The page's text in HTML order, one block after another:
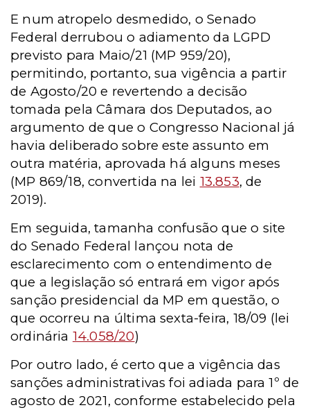
E num atropelo desmedido, o Senado
Federal derrubou o adiamento da LGPD
previsto para Maio/21 (MP 959/20),
permitindo, portanto, sua vigência a partir
de Agosto/20 e revertendo a decisão
tomada pela Câmara dos Deputados, ao
argumento de que o Congresso Nacional já
havia deliberado sobre este assunto em
outra matéria, aprovada há alguns meses
(MP 869/18, convertida na lei 13.853, de
2019).
Em seguida, tamanha confusão que o site
do Senado Federal lançou nota de
esclarecimento com o entendimento de
que a legislação só entrará em vigor após
sanção presidencial da MP em questão, o
que ocorreu na última sexta-feira, 18/09 (lei
ordinária 14.058/20)
Por outro lado, é certo que a vigência das
sanções administrativas foi adiada para 1º de
agosto de 2021, conforme estabelecido pela